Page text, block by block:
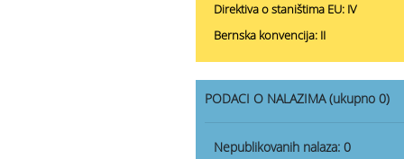
Direktiva o staništima EU: IV
Bernska konvencija: II
PODACI O NALAZIMA (ukupno 0)
Nepublikovanih nalaza: 0